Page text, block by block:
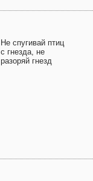
Не спугивай птиц
с гнезда, не
разоряй гнезд